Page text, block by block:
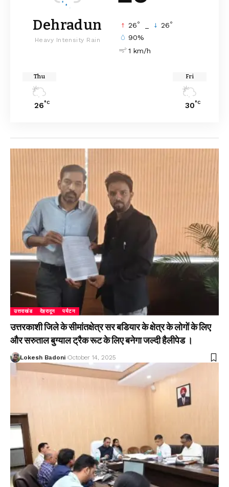
Dehradun
Heavy Intensity Rain
26° 26°
90%
1 km/h
Thu
26°C
Fri
30°C
उत्तराखंड देहरादून पर्यटन
उत्तरकाशी जिले के सीमांतक्षेत्र सर बडियार के क्षेत्र के लोगों के लिए
और सरुताल बुग्याल ट्रैक रूट के लिए बनेगा जल्दी हैलीपेड ।
Lokesh Badoni October 14, 2025